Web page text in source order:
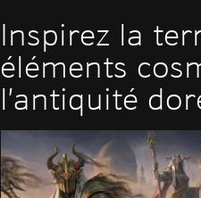
Inspirez la
éléments
l’antiquité